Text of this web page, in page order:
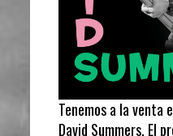
Tenemos a la venta
David Summers. El